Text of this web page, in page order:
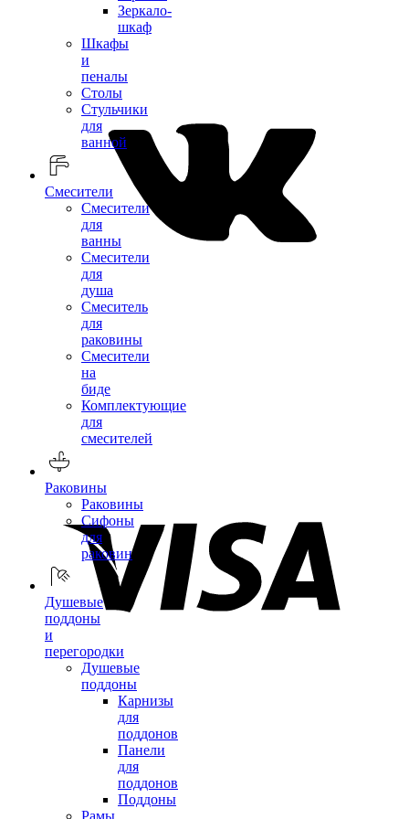
Зеркало-
шкаф
Шкафы
и
пеналы
Столы
Стульчики
для
ванной
Смесители
Смесители
для
ванны
Смесители
для
душа
Смеситель
для
раковины
Смесители
на
биде
Комплектующие
для
смесителей
Раковины
Раковины
Сифоны
для
раковин
Душевые
поддоны
и
перегородки
Душевые
поддоны
Карнизы
для
поддонов
Панели
для
поддонов
Поддоны